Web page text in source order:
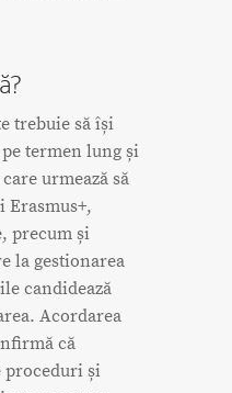
trebuie să își
termen lung și
urmează să
precum și
la gestionarea
candidează
Acordarea
că
proceduri și